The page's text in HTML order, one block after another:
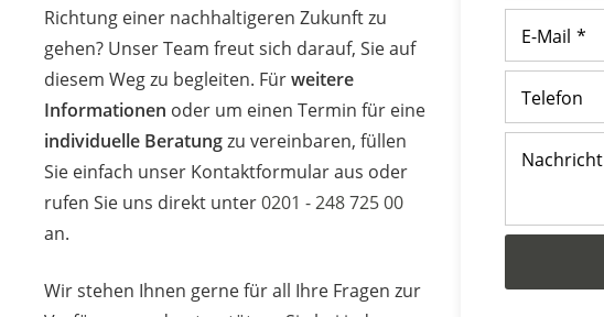
Richtung einer nachhaltigeren Zukunft zu
gehen? Unser Team freut sich darauf, Sie auf
diesem Weg zu begleiten. Fürweitere
Informationen oder um einen Termin für eine
individuelle Beratungzu vereinbaren, füllen
Sie einfach unser Kontaktformular aus oder
rufen Sie uns direkt unter0201 - 248 725 00
an.
Wir stehen Ihnen gerne für all Ihre Fragen zur
E-Mail *
Telefon
Nachricht